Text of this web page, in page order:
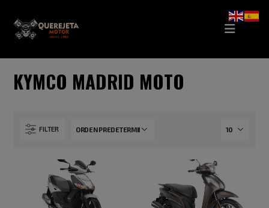
KYMCO MADRID MOTO
FILTER